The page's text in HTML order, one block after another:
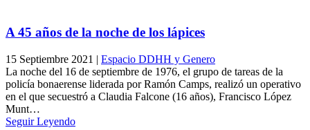
A 45 años de la noche de los lápices
15 Septiembre 2021 | Espacio DDHH y Genero
La noche del 16 de septiembre de 1976, el grupo de tareas de la
policía bonaerense liderada por Ramón Camps, realizó un operativo
en el que secuestró a Claudia Falcone (16 años), Francisco López
Munt…
Seguir Leyendo